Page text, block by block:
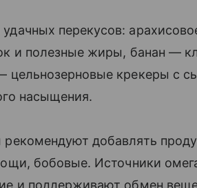
перекусов:
и полезные жиры, банан —
цельнозерновые крекеры с
насыщения.
рекомендуют добавлять
бобовые. Источники
и поддерживают обмен